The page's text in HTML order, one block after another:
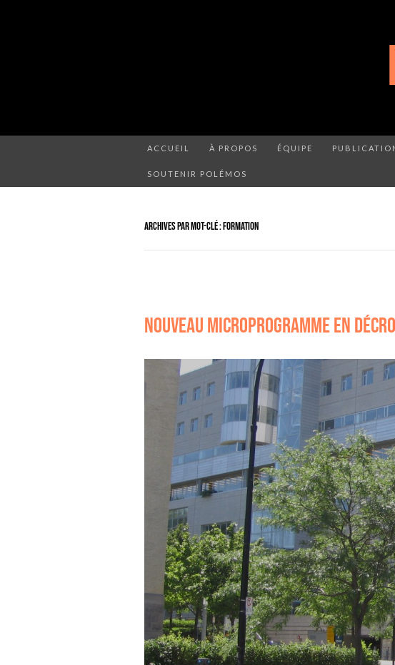
ACCUEIL À PROPOS ÉQUIPE
SOUTENIR POLÉMOS
ARCHIVES PAR MOT-CLÉ : FORMATION
NOUVEAU MICROPROGRAMME EN